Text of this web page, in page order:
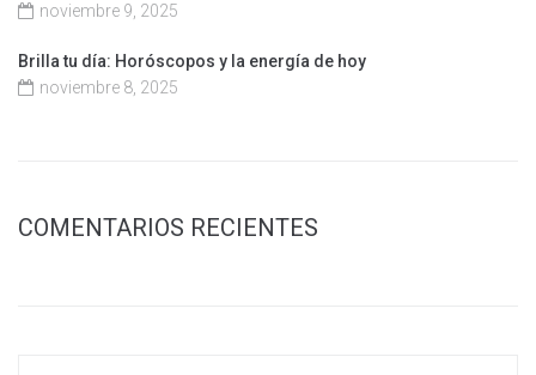
noviembre 9, 2025
Brilla tu día: Horóscopos y la energía de hoy
noviembre 8, 2025
COMENTARIOS RECIENTES